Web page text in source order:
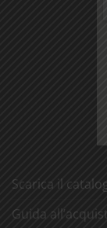
Scarica il
Guida